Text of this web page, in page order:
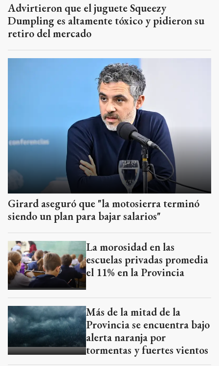
Advirtieron que el juguete Squeezy
Dumpling es altamente tóxico y pidieron su
retiro del mercado
Girard aseguró que "la motosierra terminó
siendo un plan para bajar salarios"
La morosidad en las
escuelas privadas promedia
el 11% en la Provincia
Más de la mitad de la
Provincia se encuentra bajo
alerta naranja por
tormentas y fuertes vientos